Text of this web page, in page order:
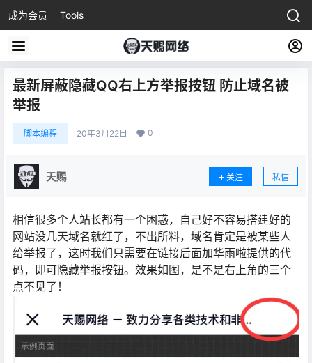
成为会员 Tools
最新屏蔽隐藏QQ右上方举报按钮 防止域名被
举报
脚本编程 20年3月22日 0
天赐 关注 私信
相信很多个人站长都有一个困惑，自己好不容易搭建好的
网站没几天域名就红了，不出所料，域名肯定是被某些人
给举报了，这时我们只需要在链接后面加华雨啦提供的代
码，即可隐藏举报按钮。效果如图，是不是右上角的三个
点不见了！